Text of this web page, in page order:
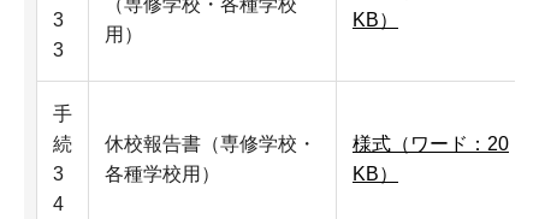
3
3
（専修学校・各種学校
用）
KB）
手
続
3
4
休校報告書（専修学校・
各種学校用）
様式（ワード：20
KB）